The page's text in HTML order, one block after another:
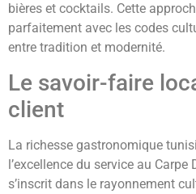
bières et cocktails. Cette
parfaitement avec les codes
entre tradition et modernité.
Le savoir-faire
client
La richesse gastronomique
l’excellence du service au Carpe
s’inscrit dans le rayonnement